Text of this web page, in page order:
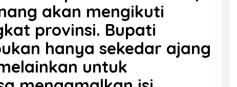
akan mengikuti
provinsi. Bupati
hanya sekedar ajang
untuk